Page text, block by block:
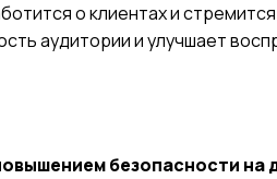
о клиентах и
аудитории и улучшает
безопасности на